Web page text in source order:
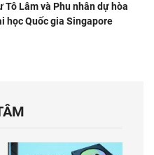
Tô Lâm và Phu nhân dự hòa
học Quốc gia Singapore